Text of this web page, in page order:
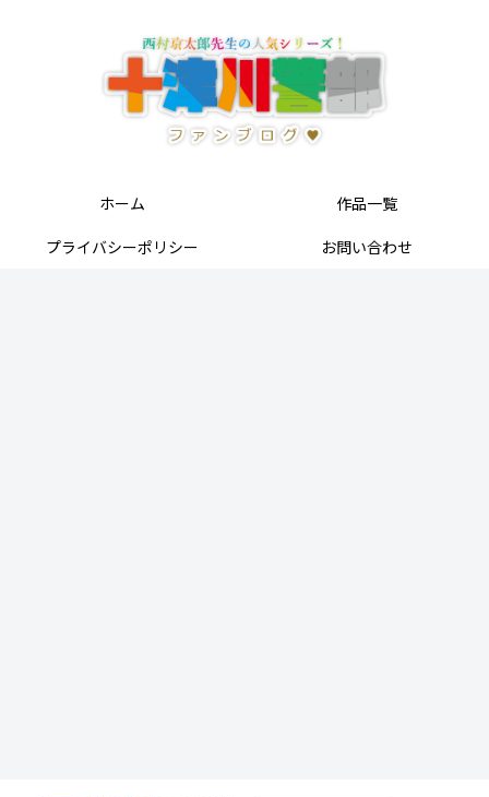
ホーム
作品一覧
プライバシーポリシー
お問い合わせ